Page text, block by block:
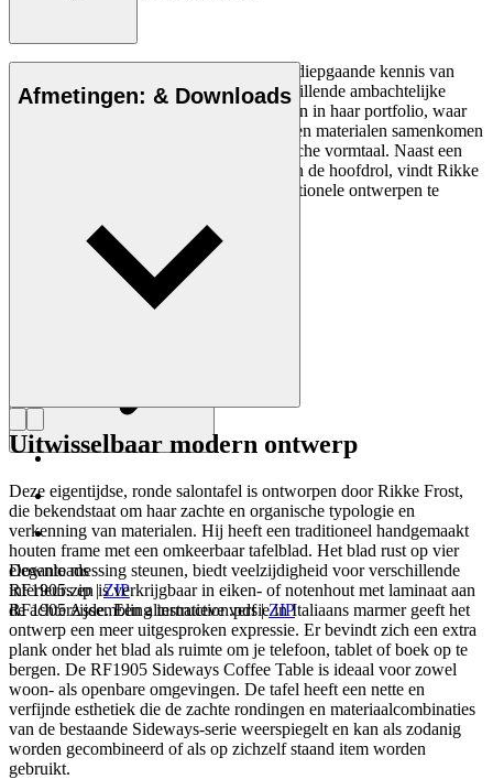
Rikke Frost (1973) staat bekend om haar diepgaande kennis van
materialen en de manier waarop ze verschillende ambachtelijke
tradities combineert. Dat is duidelijk te zien in haar portfolio, waar
hedendaagse en oudere designelementen en materialen samenkomen
in meubels en verlichting met een organische vormtaal. Naast een
opvallende stijl, vaak met ronde vormen in de hoofdrol, vindt Rikke
Frost het belangrijk om duurzame en functionele ontwerpen te
Maak kennis met Rikke Frost
Afmetingen: & Downloads
Downloads
RF1905.zip|ZIP
RF1905 Assembling instruction.pdf|ZIP
Uitwisselbaar modern ontwerp
Deze eigentijdse, ronde salontafel is ontworpen door Rikke Frost,
die bekendstaat om haar zachte en organische typologie en
verkenning van materialen. Hij heeft een traditioneel handgemaakt
houten frame met een omkeerbaar tafelblad. Het blad rust op vier
elegante messing steunen, biedt veelzijdigheid voor verschillende
interieurs en is verkrijgbaar in eiken- of notenhout met laminaat aan
de achterzijde. Een alternatieve versie in Italiaans marmer geeft het
ontwerp een meer uitgesproken expressie. Er bevindt zich een extra
plank onder het blad als ruimte om je telefoon, tablet of boek op te
bergen. De RF1905 Sideways Coffee Table is ideaal voor zowel
woon- als openbare omgevingen. De tafel heeft een nette en
verfijnde esthetiek die de zachte rondingen en materiaalcombinaties
van de bestaande Sideways-serie weerspiegelt en kan als zodanig
worden gecombineerd of als op zichzelf staand item worden
gebruikt.